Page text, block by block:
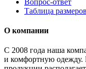
Таблица размеров
О компании
С 2008 года наша
и комфортную одежду.